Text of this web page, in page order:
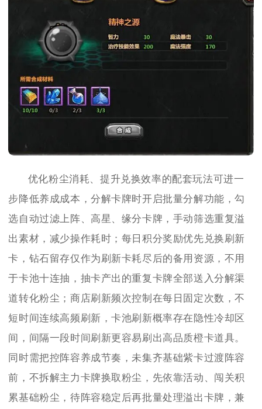
优化粉尘消耗、提升兑换效率的配套玩法可进一
步降低养成成本，分解卡牌时开启批量分解功能，勾
选自动过滤上阵、高星、缘分卡牌，手动筛选重复溢
出素材，减少操作耗时；每日积分奖励优先兑换刷新
卡，钻石留存仅作为刷新卡耗尽后的备用资源，不用
于卡池十连抽，抽卡产出的重复卡牌全部送入分解渠
道转化粉尘；商店刷新频次控制在每日固定次数，不
短时间连续高频刷新，卡池刷新概率存在隐性冷却区
间，间隔一段时间刷新更容易刷出高品质橙卡道具。
同时需把控阵容养成节奏，未集齐基础紫卡过渡阵容
前，不拆解主力卡牌换取粉尘，先依靠活动、闯关积
累基础粉尘，待阵容稳定后再批量处理溢出卡牌，兼